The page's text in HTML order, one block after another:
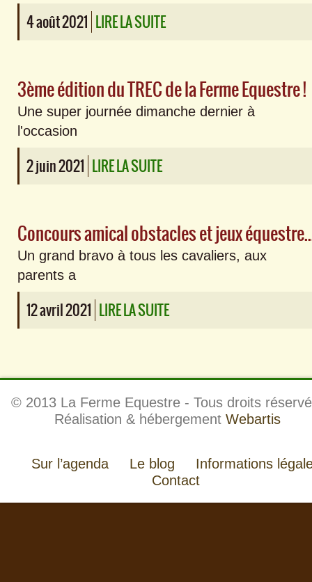
4 août 2021 LIRE LA SUITE
3ème édition du TREC de la Ferme Equestre !
Une super journée dimanche dernier à
l'occasion
2 juin 2021 LIRE LA SUITE
Concours amical
Un grand bravo à tous les cavaliers, aux
parents a
12 avril 2021 LIRE LA SUITE
© 2013 La Ferme Equestre - Tous droits
Réalisation & hébergement Webartis
Sur l’agenda Le blog
Informations
Contact